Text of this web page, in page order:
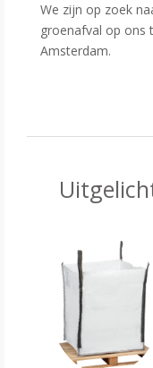
We zijn op zoek
groenafval op ons
Amsterdam.